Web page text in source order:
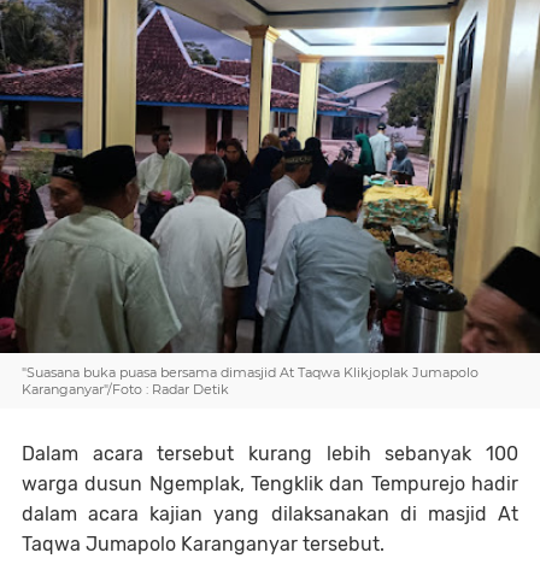
"Suasana buka puasa bersama dimasjid At Taqwa Klikjoplak Jumapolo
Karanganyar"/Foto : Radar Detik
Dalam acara tersebut kurang lebih sebanyak 100
warga dusun Ngemplak, Tengklik dan Tempurejo hadir
dalam acara kajian yang dilaksanakan di masjid At
Taqwa Jumapolo Karanganyar tersebut.